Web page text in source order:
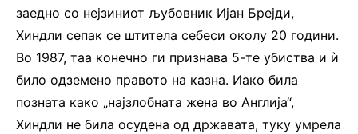
заедно со нејзиниот љубовник Иjан Брејди,
Хиндли сепак се штитела себеси околу 20 години.
Во 1987, таа конечно ги признава 5-те убиства и ѝ
било одземено правото на казна. Иако била
позната како „најзлобната жена во Англија“,
Хиндли не била осудена од државата, туку умрела